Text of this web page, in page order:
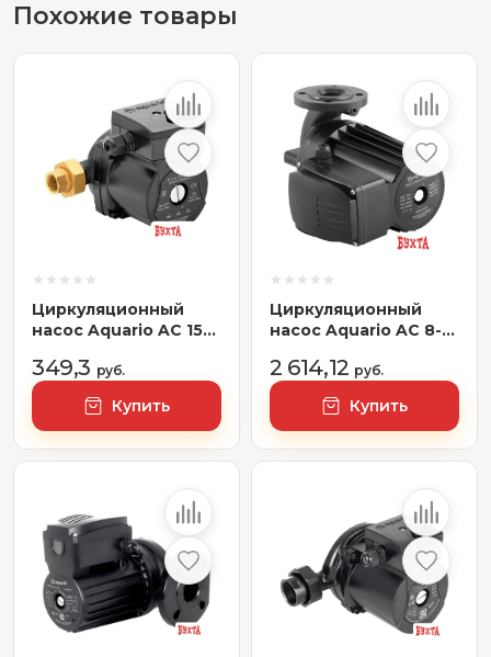
Похожие товары
Циркуляционный
насос Aquario AC 154-
349,3 руб.
Купить
Циркуляционный
насос Aquario AC 8-
2 614,12 руб.
Купить